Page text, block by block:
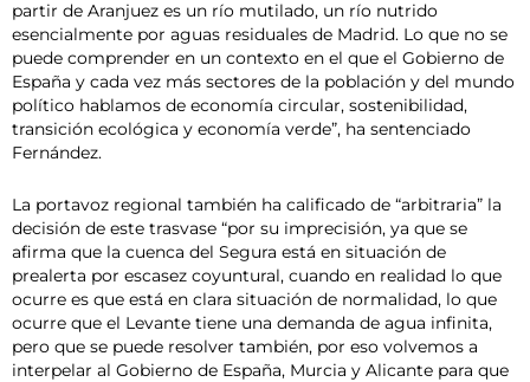
partir de Aranjuez es un río mutilado, un río nutrido
esencialmente por aguas residuales de Madrid. Lo que no se
puede comprender en un contexto en el que el Gobierno de
España y cada vez más sectores de la población y del mundo
político hablamos de economía circular, sostenibilidad,
transición ecológica y economía verde”, ha sentenciado
Fernández.
La portavoz regional también ha calificado de “arbitraria” la
decisión de este trasvase “por su imprecisión, ya que se
afirma que la cuenca del Segura está en situación de
prealerta por escasez coyuntural, cuando en realidad lo que
ocurre es que está en clara situación de normalidad, lo que
ocurre que el Levante tiene una demanda de agua infinita,
pero que se puede resolver también, por eso volvemos a
interpelar al Gobierno de España, Murcia y Alicante para que